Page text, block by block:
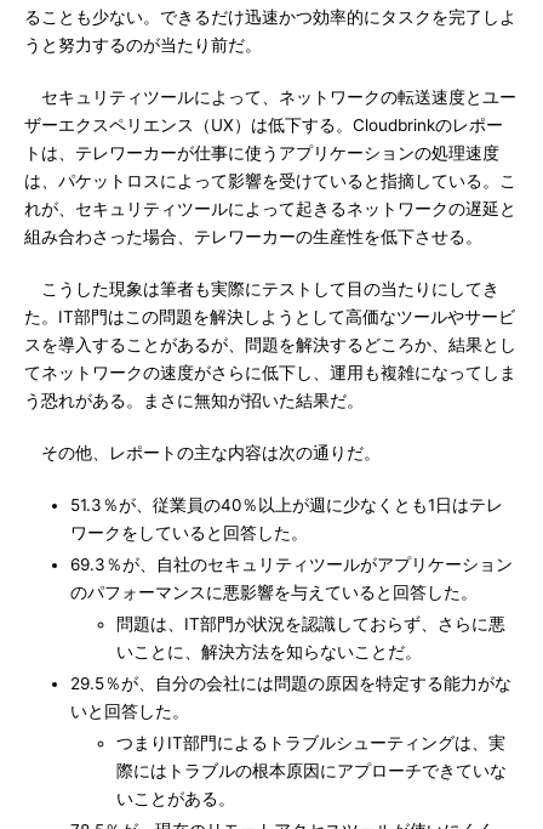
ることも少ない。できるだけ迅速かつ効率的にタスクを完了しよ
うと努力するのが当たり前だ。
セキュリティツールによって、ネットワークの転送速度とユー
ザーエクスペリエンス（UX）は低下する。Cloudbrinkのレポー
トは、テレワーカーが仕事に使うアプリケーションの処理速度
は、パケットロスによって影響を受けていると指摘している。こ
れが、セキュリティツールによって起きるネットワークの遅延と
組み合わさった場合、テレワーカーの生産性を低下させる。
こうした現象は筆者も実際にテストして目の当たりにしてき
た。IT部門はこの問題を解決しようとして高価なツールやサービ
スを導入することがあるが、問題を解決するどころか、結果とし
てネットワークの速度がさらに低下し、運用も複雑になってしま
う恐れがある。まさに無知が招いた結果だ。
その他、レポートの主な内容は次の通りだ。
51.3％が、従業員の40％以上が週に少なくとも1日はテレ
ワークをしていると回答した。
69.3％が、自社のセキュリティツールがアプリケーション
のパフォーマンスに悪影響を与えていると回答した。
問題は、IT部門が状況を認識しておらず、さらに悪
いことに、解決方法を知らないことだ。
29.5％が、自分の会社には問題の原因を特定する能力がな
いと回答した。
つまりIT部門によるトラブルシューティングは、実
際にはトラブルの根本原因にアプローチできていな
いことがある。